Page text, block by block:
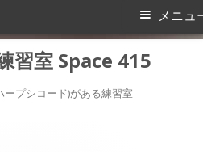
習室 Space 415
プシコード)がある練習室
メニュ